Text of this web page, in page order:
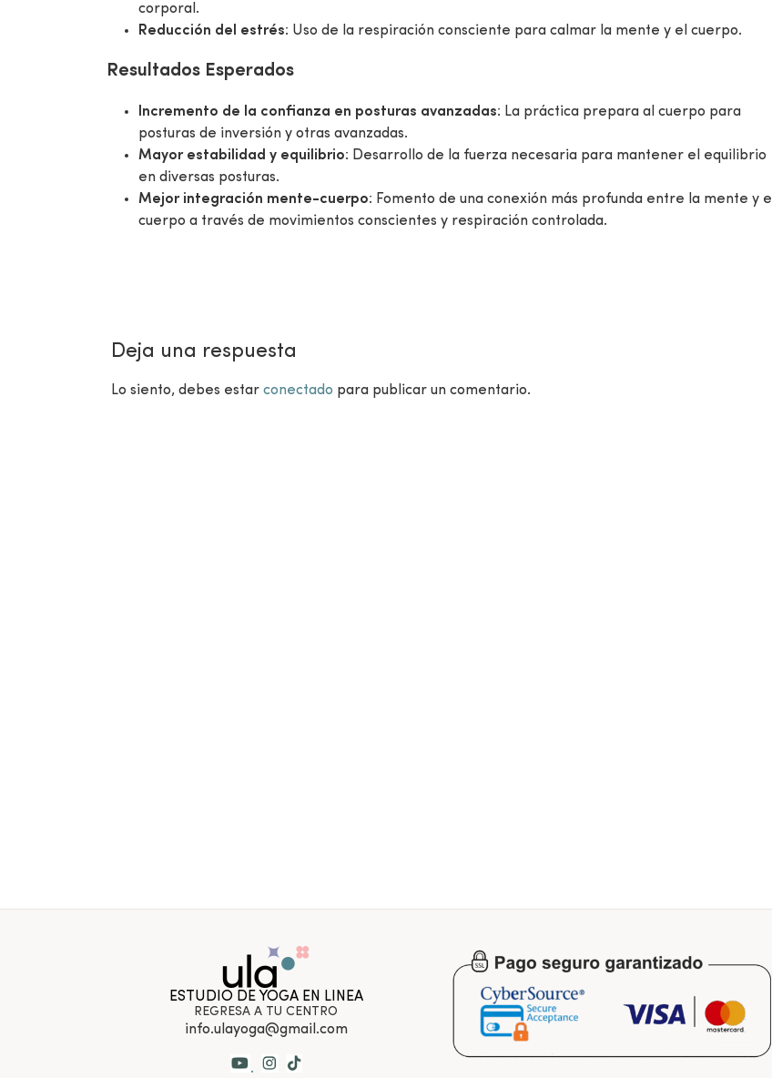
corporal.
Reducción del estrés: Uso de la respiración consciente para calmar la mente y el cuerpo.
Resultados Esperados
Incremento de la confianza en posturas avanzadas: La práctica prepara al cuerpo para
posturas de inversión y otras avanzadas.
Mayor estabilidad y equilibrio: Desarrollo de la fuerza necesaria para mantener el equilibrio
en diversas posturas.
Mejor integración mente-cuerpo: Fomento de una conexión más profunda entre la mente y el
cuerpo a través de movimientos conscientes y respiración controlada.
Deja una respuesta
Lo siento, debes estar conectado para publicar un comentario.
ESTUDIO DE YOGA EN LINEA
REGRESA A TU CENTRO
info.ulayoga@gmail.com
.